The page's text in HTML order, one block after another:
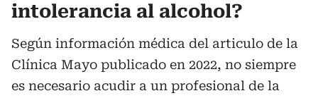
intolerancia al alcohol?
Según información médica del articulo de la
Clínica Mayo publicado en 2022, no siempre
es necesario acudir a un profesional de la